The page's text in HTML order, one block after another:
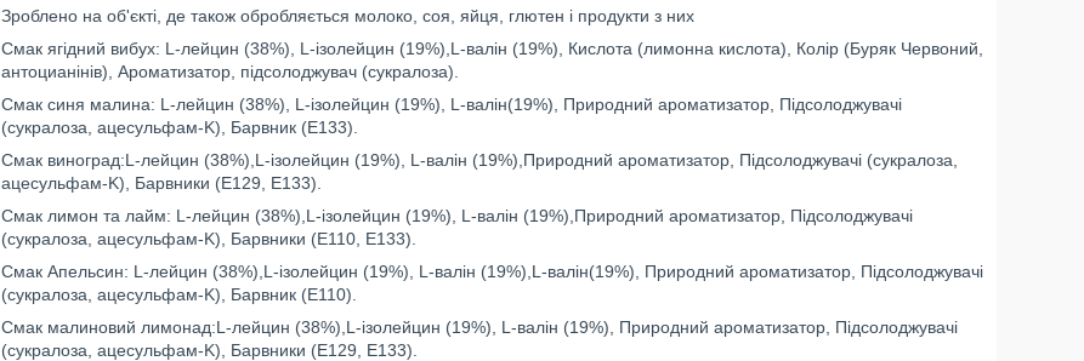
Зроблено на об'єкті, де також обробляється молоко, соя, яйця, глютен і продукти з них
Cмак ягідний вибух: L-лейцин (38%), L-ізолейцин (19%),L-валін (19%), Кислота (лимонна кислота), Колір (Буряк Червоний,
антоцианінів), Ароматизатор, підсолоджувач (сукралоза).
Смак синя малина: L-лейцин (38%), L-ізолейцин (19%), L-валін(19%), Природний ароматизатор, Підсолоджувачі
(сукралоза, ацесульфам-K), Барвник (E133).
Смак виноград:L-лейцин (38%),L-ізолейцин (19%), L-валін (19%),Природний ароматизатор, Підсолоджувачі (сукралоза,
ацесульфам-K), Барвники (E129, E133).
Смак лимон та лайм: L-лейцин (38%),L-ізолейцин (19%), L-валін (19%),Природний ароматизатор, Підсолоджувачі
(сукралоза, ацесульфам-K), Барвники (E110, E133).
Смак Апельсин: L-лейцин (38%),L-ізолейцин (19%), L-валін (19%),L-валін(19%), Природний ароматизатор, Підсолоджувачі
(сукралоза, ацесульфам-K), Барвник (E110).
Смак малиновий лимонад:L-лейцин (38%),L-ізолейцин (19%), L-валін (19%), Природний ароматизатор, Підсолоджувачі
(сукралоза, ацесульфам-K), Барвники (E129, E133).